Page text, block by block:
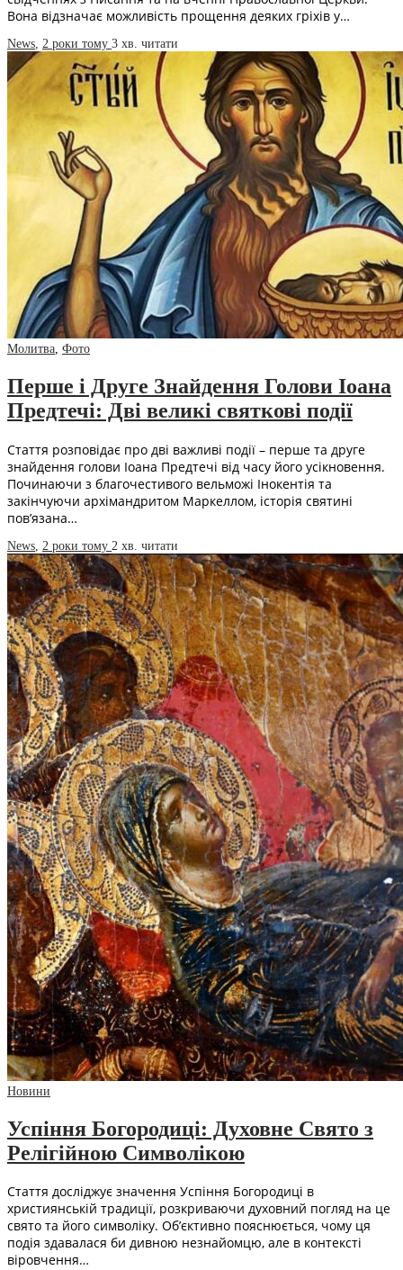
Вона відзначає можливість прощення деяких гріхів у…
News 2 роки тому 3 хв. читати
Молитва Фото
Перше і Друге Знайдення Голови Іоана
Предтечі: Дві великі святкові події
Стаття розповідає про дві важливі події – перше та друге
знайдення голови Іоана Предтечі від часу його усікновення.
Починаючи з благочестивого вельможі Інокентія та
закінчуючи архімандритом Маркеллом, історія святині
пов’язана…
News 2 роки тому 2 хв. читати
Новини
Успіння Богородиці: Духовне Свято з
Релігійною Символікою
Стаття досліджує значення Успіння Богородиці в
християнській традиції, розкриваючи духовний погляд на це
свято та його символіку. Об’єктивно пояснюється, чому ця
подія здавалася би дивною незнайомцю, але в контексті
віровчення…